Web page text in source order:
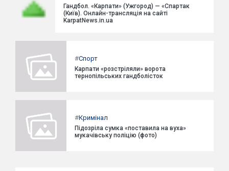
Гандбол. «Карпати» (Ужгород) — «Спартак
(Київ). Онлайн-трансляція на сайті
KarpatNews.in.ua
#Спорт
Карпати «розстріляли» ворота
тернопільських гандболісток
#Кримінал
Підозріла сумка «поставила на вуха»
мукачівську поліцію (фото)